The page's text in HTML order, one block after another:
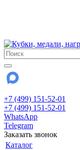
+7 (499) 151-52-01
+7 (499) 151-52-01
WhatsApp
Telegram
Заказать звонок
Каталог